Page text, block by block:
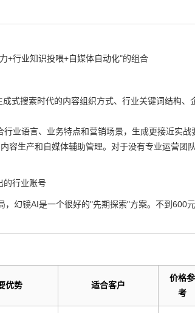
+行业知识投喂+自媒体自动化"的组合
式搜索时代的内容组织方式、行业关键词结构、
业语言、业务特点和营销场景，生成更接近实战
容生产和自媒体辅助管理。对于没有专业运营团
的行业账号
幻镜AI是一个很好的"先期探索"方案。不到600
优势 适合客户
价格参
考